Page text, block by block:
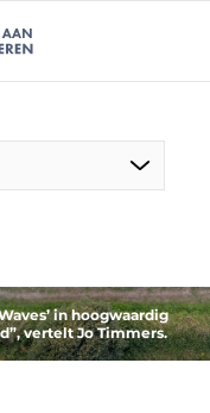
voor de bouw
in hoogwaardig
vertelt Jo Timmers.